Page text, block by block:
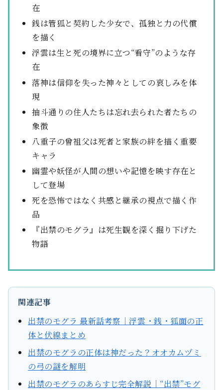
在
銭は管狐と契約した少女で、孤独と力の代償
を描く
浮雲は生と死の境界に立つ“看守”のような存
在
落神は信仰を失った神々としての哀しみを体
現
抽斗通りの住人たちは忘れ去られた者たちの
象徴
八重子の曾祖父は死者と家族の絆を描く重要
キャラ
幽霊や妖怪が人間の想いや記憶を映す存在と
して登場
死を恐怖ではなく共感と継承の視点で描く作
品
『出禁のモグラ』は死生観を深く掘り下げた
物語
関連記事
出禁のモグラ 最新話考察｜浮雲・銭・狐面の正
体と伏線まとめ
出禁のモグラの正体は神だった？オオカムヅミ
の弓の謎を解明
出禁のモグラのあらすじ完全解説｜“出禁”モグ